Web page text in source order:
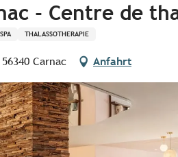
- Centre de
SPA THALASSOTHERAPIE
Carnac Anfahrt